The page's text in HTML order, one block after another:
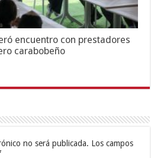
encuentro con prestadores
carabobeño
no será publicada. Los campos